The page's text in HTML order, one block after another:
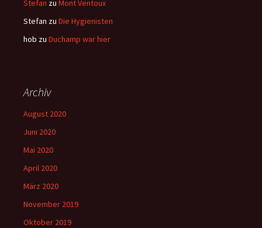
Stefan zu Mont Ventoux
Stefan zu Die Hygienisten
hob zu Duchamp war hier
Archiv
August 2020
Juni 2020
Mai 2020
April 2020
März 2020
November 2019
Oktober 2019